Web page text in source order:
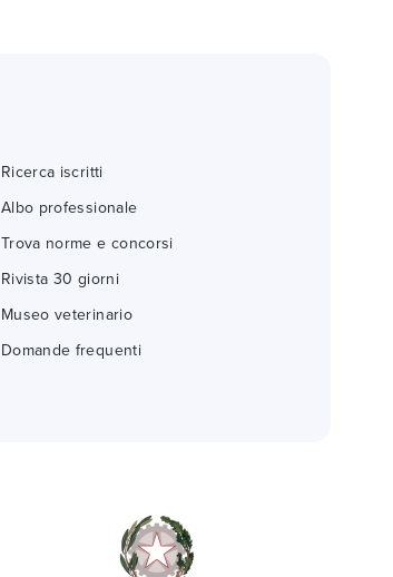
Ricerca iscritti
Albo professionale
Trova norme e concorsi
Rivista 30 giorni
Museo veterinario
Domande frequenti